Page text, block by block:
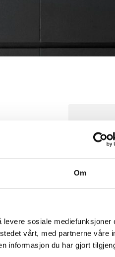
Om
sosiale mediefunksjoner
vårt, med partnerne våre
informasjon du har gjort